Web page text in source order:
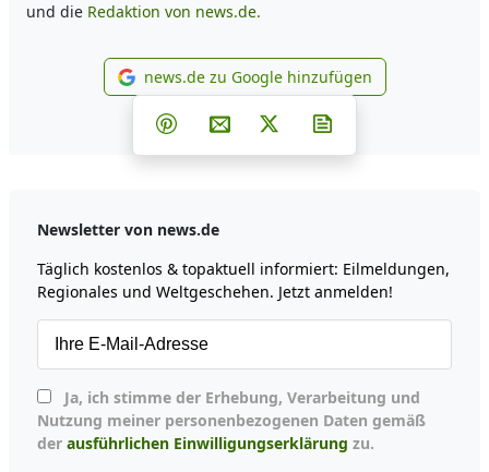
und die Redaktion von news.de.
news.de zu Google
news.de zu Google hinzufügen
Teilen auf Facebook
Teilen auf Whatsapp
Teilen auf Telegram
Teilen auf Pinterest
Per E-Mail teilen
Post auf X
Newsletter von news.de
Täglich kostenlos & topaktuell informiert: Eilmeldungen,
Regionales und Weltgeschehen. Jetzt anmelden!
Nutzung meiner personenbezogenen Daten gemäß
der ausführlichen Einwilligungserklärung zu.